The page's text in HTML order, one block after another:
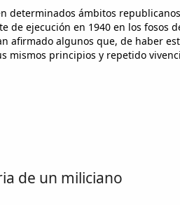
determinados ámbitos
de ejecución en 1940 en los fosos
afirmado algunos que, de haber
mismos principios y repetido
de un miliciano